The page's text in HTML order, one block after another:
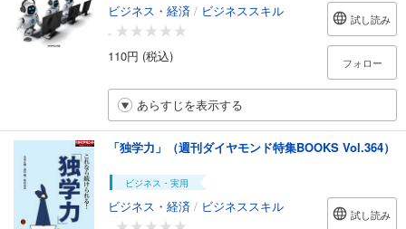
ビジネス・経済 / ビジネススキル
-
110円 (税込)
試し読み
フォロー
あらすじを表示する
「独学力」（週刊ダイヤモンド特集BOOKS Vol.364）
ビジネス・実用
ビジネス・経済 / ビジネススキル
試し読み